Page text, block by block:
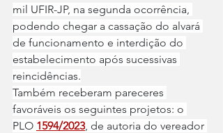
mil UFIR-JP, na segunda ocorrência,
podendo chegar a cassação do alvará
de funcionamento e interdição do
estabelecimento após sucessivas
reincidências.
Também receberam pareceres
favoráveis os seguintes projetos: o
PLO 1594/2023, de autoria do vereador